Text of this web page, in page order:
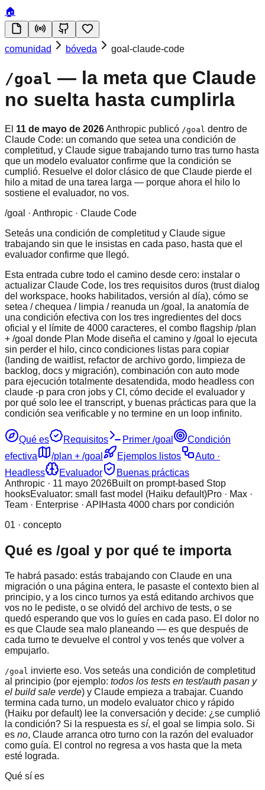
🏠
comunidad bóveda goal-claude-code
/goal — la meta que Claude
no suelta hasta cumplirla
El 11 de mayo de 2026Anthropic publicó /goal dentro de
Claude Code: un comando que setea una condición de
completitud, y Claude sigue trabajando turno tras turno hasta
que un modelo evaluator confirme que la condición se
cumplió. Resuelve el dolor clásico de que Claude pierde el
hilo a mitad de una tarea larga — porque ahora el hilo lo
sostiene el evaluador, no vos.
/goal · Anthropic · Claude Code
Seteás una condición de completitud y Claude sigue
trabajando sin que le insistas en cada paso, hasta que el
evaluador confirme que llegó.
Esta entrada cubre todo el camino desde cero: instalar o
actualizar Claude Code, los tres requisitos duros (trust dialog
del workspace, hooks habilitados, versión al día), cómo se
setea / chequea / limpia / reanuda un /goal, la anatomía de
una condición efectiva con los tres ingredientes del docs
oficial y el límite de 4000 caracteres, el combo flagship /plan
+ /goal donde Plan Mode diseña el camino y /goal lo ejecuta
sin perder el hilo, cinco condiciones listas para copiar
(landing de waitlist, refactor de archivo gordo, limpieza de
backlog, docs y migración), combinación con auto mode
para ejecución totalmente desatendida, modo headless con
claude -p para cron jobs y CI, cómo decide el evaluador y
por qué solo lee el transcript, y buenas prácticas para que la
condición sea verificable y no termine en un loop infinito.
Qué es Requisitos Primer /goal
Condición
efectiva
/plan + /goal Ejemplos listos
Auto ·
Headless
Evaluador
Buenas prácticas
Anthropic · 11 mayo 2026Built on prompt-based Stop
hooksEvaluator: small fast model (Haiku default)Pro · Max ·
Team · Enterprise · API Hasta 4000 chars por condición
01 · concepto
Qué es /goal y por qué te importa
Te habrá pasado: estás trabajando con Claude en una
migración o una página entera, le pasaste el contexto bien al
principio, y a los cinco turnos ya está editando archivos que
vos no le pediste, o se olvidó del archivo de tests, o se
quedó esperando que vos lo guíes en cada paso. El dolor no
es que Claude sea malo planeando — es que después de
cada turno te devuelve el control y vos tenés que volver a
empujarlo.
/goal invierte eso. Vos seteás una condición de completitud
al principio (por ejemplo: todos los tests en test/auth pasan y
el build sale verde) y Claude empieza a trabajar. Cuando
termina cada turno, un modelo evaluator chico y rápido
(Haiku por default) lee la conversación y decide: ¿se cumplió
la condición? Si la respuesta es sí, el goal se limpia solo. Si
es no, Claude arranca otro turno con la razón del evaluador
como guía. El control no regresa a vos hasta que la meta
esté lograda.
Qué sí es